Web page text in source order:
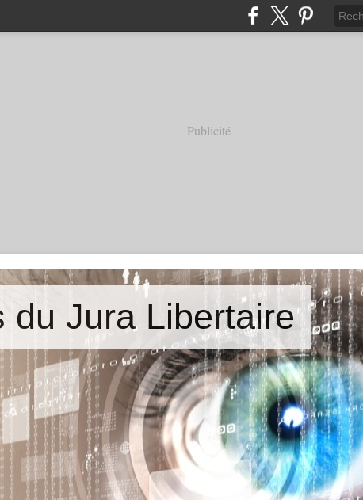
Publicité
du Jura Libertaire